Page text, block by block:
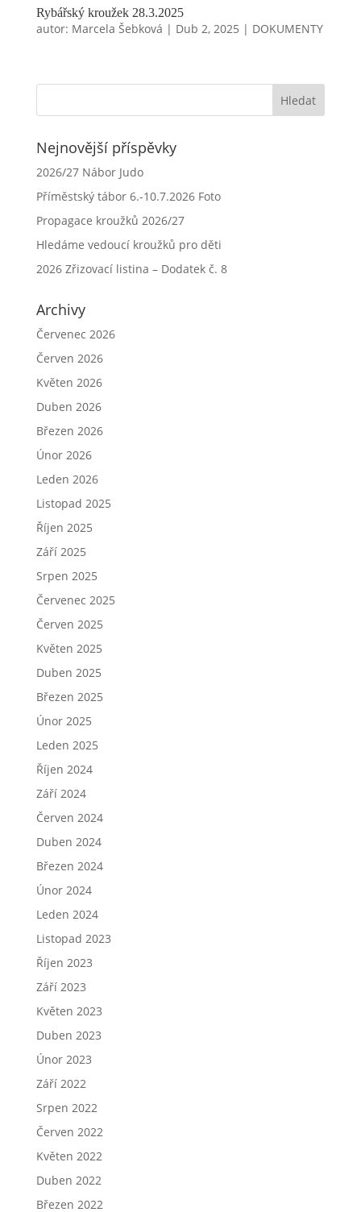
Rybářský kroužek 28.3.2025
autor: Marcela Šebková | Dub 2, 2025 | DOKUMENTY
Nejnovější příspěvky
2026/27 Nábor Judo
Příměstský tábor 6.-10.7.2026 Foto
Propagace kroužků 2026/27
Hledáme vedoucí kroužků pro děti
2026 Zřizovací listina – Dodatek č. 8
Archivy
Červenec 2026
Červen 2026
Květen 2026
Duben 2026
Březen 2026
Únor 2026
Leden 2026
Listopad 2025
Říjen 2025
Září 2025
Srpen 2025
Červenec 2025
Červen 2025
Květen 2025
Duben 2025
Březen 2025
Únor 2025
Leden 2025
Říjen 2024
Září 2024
Červen 2024
Duben 2024
Březen 2024
Únor 2024
Leden 2024
Listopad 2023
Říjen 2023
Září 2023
Květen 2023
Duben 2023
Únor 2023
Září 2022
Srpen 2022
Červen 2022
Květen 2022
Duben 2022
Březen 2022